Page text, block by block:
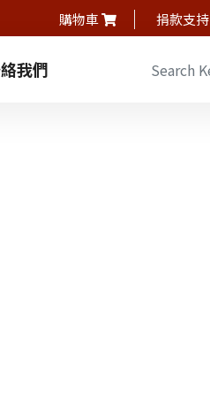
購物車 捐款支持
我們